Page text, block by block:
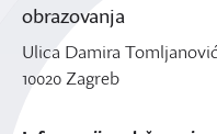
obrazovanja
Ulica Damira
10020 Zagreb